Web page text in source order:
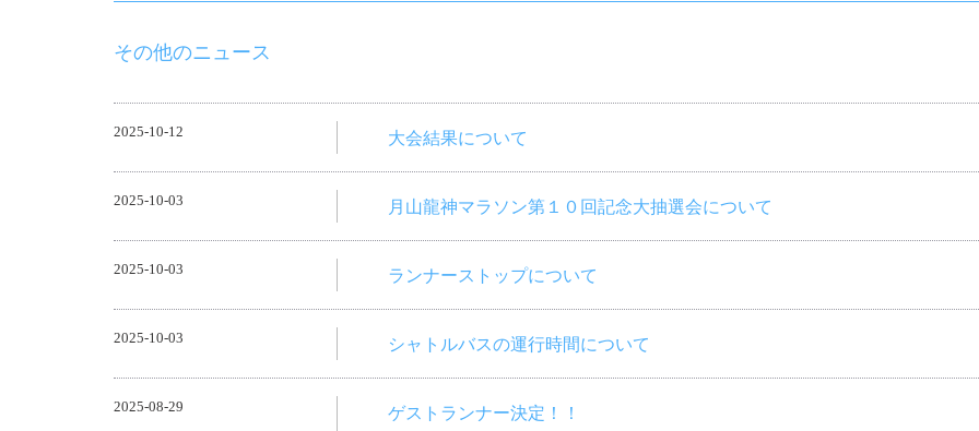
その他のニュース
2025-10-12 大会結果について
2025-10-03 月山龍神マラソン第１０回記念大抽選会について
2025-10-03 ランナーストップについて
2025-10-03 シャトルバスの運行時間について
2025-08-29 ゲストランナー決定！！